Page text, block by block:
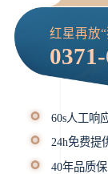
红星再放
60s人工响
24h免费提
40年品质